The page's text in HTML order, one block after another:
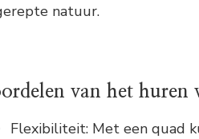
natuur.
van het huren
Flexibiliteit: Met een quad